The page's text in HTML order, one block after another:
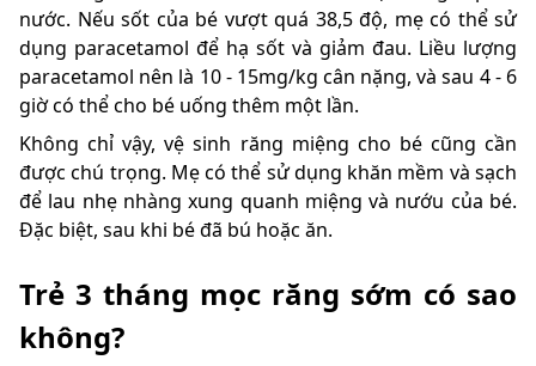
nước. Nếu sốt của bé vượt quá 38,5 độ, mẹ có thể sử
dụng paracetamol để hạ sốt và giảm đau. Liều lượng
paracetamol nên là 10 - 15mg/kg cân nặng, và sau 4 - 6
giờ có thể cho bé uống thêm một lần.
Không chỉ vậy, vệ sinh răng miệng cho bé cũng cần
được chú trọng. Mẹ có thể sử dụng khăn mềm và sạch
để lau nhẹ nhàng xung quanh miệng và nướu của bé.
Đặc biệt, sau khi bé đã bú hoặc ăn.
Trẻ 3 tháng mọc răng sớm có sao
không?